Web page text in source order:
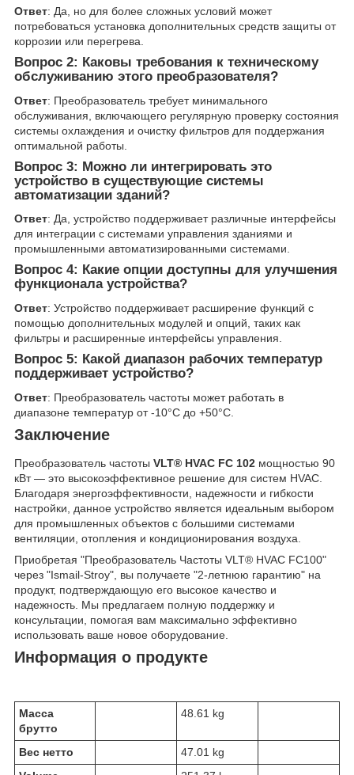
Ответ: Да, но для более сложных условий может
потребоваться установка дополнительных средств защиты от
коррозии или перегрева.
Вопрос 2: Каковы требования к техническому
обслуживанию этого преобразователя?
Ответ: Преобразователь требует минимального
обслуживания, включающего регулярную проверку состояния
системы охлаждения и очистку фильтров для поддержания
оптимальной работы.
Вопрос 3: Можно ли интегрировать это
устройство в существующие системы
автоматизации зданий?
Ответ: Да, устройство поддерживает различные интерфейсы
для интеграции с системами управления зданиями и
промышленными автоматизированными системами.
Вопрос 4: Какие опции доступны для улучшения
функционала устройства?
Ответ: Устройство поддерживает расширение функций с
помощью дополнительных модулей и опций, таких как
фильтры и расширенные интерфейсы управления.
Вопрос 5: Какой диапазон рабочих температур
поддерживает устройство?
Ответ: Преобразователь частоты может работать в
диапазоне температур от -10°C до +50°C.
Заключение
Преобразователь частоты VLT® HVAC FC 102 мощностью 90
кВт — это высокоэффективное решение для систем HVAC.
Благодаря энергоэффективности, надежности и гибкости
настройки, данное устройство является идеальным выбором
для промышленных объектов с большими системами
вентиляции, отопления и кондиционирования воздуха.
Приобретая "Преобразователь Частоты VLT® HVAC FC100"
через "Ismail-Stroy", вы получаете "2-летнюю гарантию" на
продукт, подтверждающую его высокое качество и
надежность. Мы предлагаем полную поддержку и
консультации, помогая вам максимально эффективно
использовать ваше новое оборудование.
Информация о продукте
Масса
брутто
48.61 kg
Вес нетто
47.01 kg